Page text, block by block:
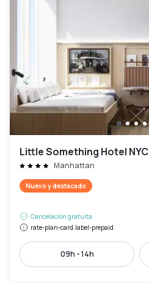
Little Something Hotel NYC
Manhattan
Nuevo y destacado
Cancelación gratuita
rate-plan-card.label-prepaid
09h - 14h